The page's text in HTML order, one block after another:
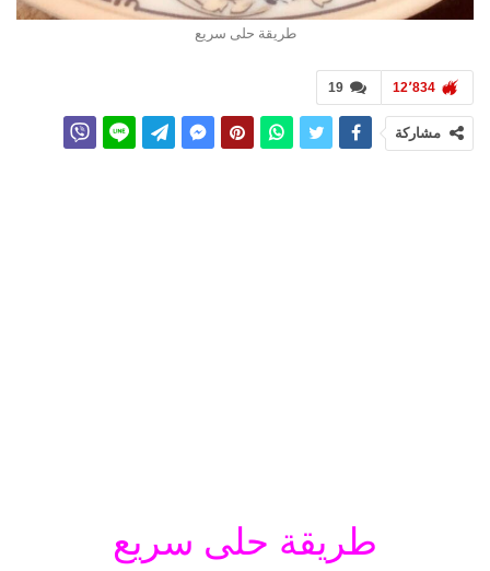
طريقة حلى سريع
19 12٬834
مشاركة
طريقة حلى سريع